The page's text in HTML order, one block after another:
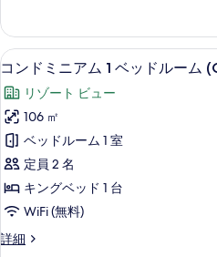
を
表
示
す
る
ド
ル
ー
ム
(C103)
の
す
べ
て
の
ニ
ア
ム
ベ
ッ
ド
ル
ー
ム
(C103)
の
詳
細
コ
ン
ド
ミ
ニ
ア
ム
ベ
6
コンドミニアム 1 ベッドルーム
リゾート ビュー
106 ㎡
ベッドルーム 1 室
定員 2 名
キングベッド 1 台
WiFi (無料)
詳細
コ